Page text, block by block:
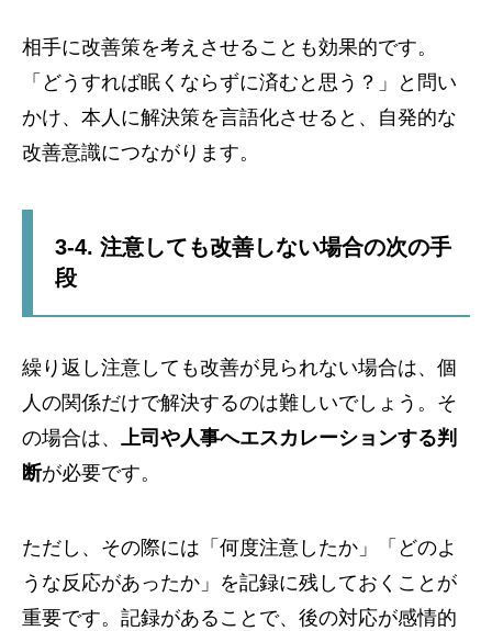
相手に改善策を考えさせることも効果的です。
「どうすれば眠くならずに済むと思う？」と問い
かけ、本人に解決策を言語化させると、自発的な
改善意識につながります。
3-4. 注意しても改善しない場合の次の手
段
繰り返し注意しても改善が見られない場合は、個
人の関係だけで解決するのは難しいでしょう。そ
の場合は、 上司や人事へエスカレーションする判
断が必要です。
ただし、その際には「何度注意したか」「どのよ
うな反応があったか」を記録に残しておくことが
重要です。記録があることで、後の対応が感情的